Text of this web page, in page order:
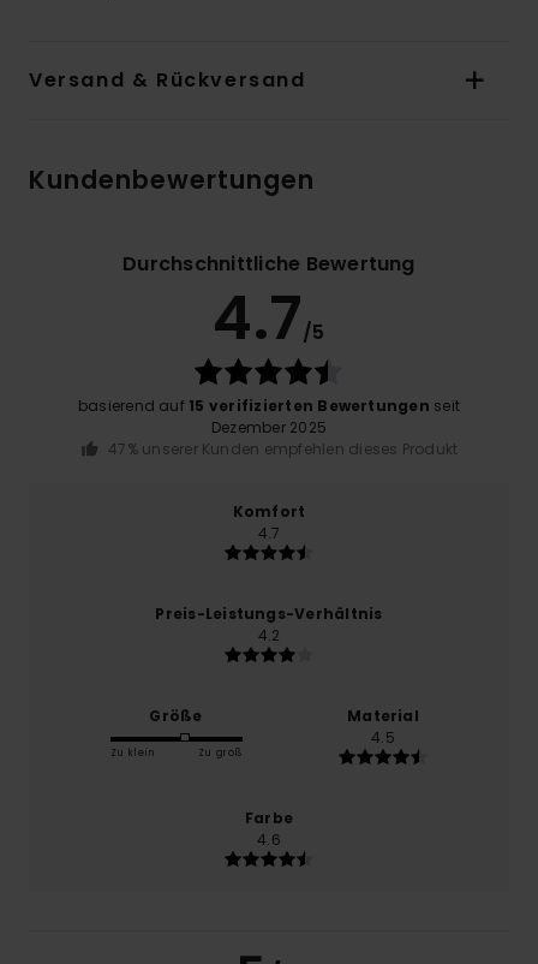
Versand & Rückversand
Kundenbewertungen
Durchschnittliche Bewertung
4.7/5
basierend auf 15 verifizierten Bewertungen seit
Dezember 2025
47% unserer Kunden empfehlen dieses Produkt
Komfort
4.7
Preis-Leistungs-Verhältnis
4.2
Größe
Zu klein Zu groß
Material
4.5
Farbe
4.6